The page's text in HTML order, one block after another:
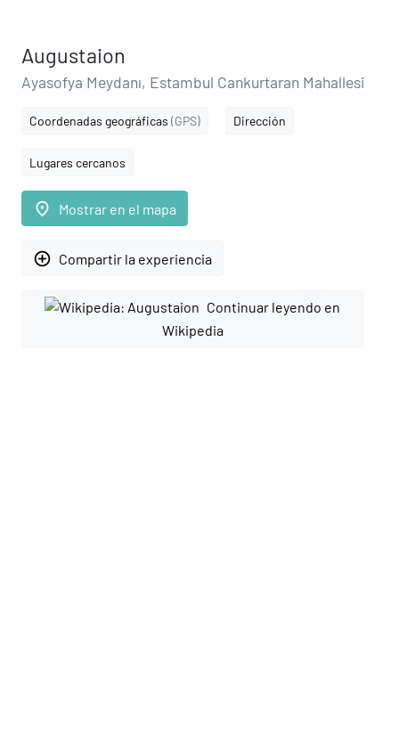
Augustaion
Ayasofya Meydanı, Estambul Cankurtaran Mahallesi
Coordenadas geográficas (GPS) Dirección
Lugares cercanos
place Mostrar en el mapa
add_circle_outline Compartir la experiencia
Continuar leyendo en
Wikipedia